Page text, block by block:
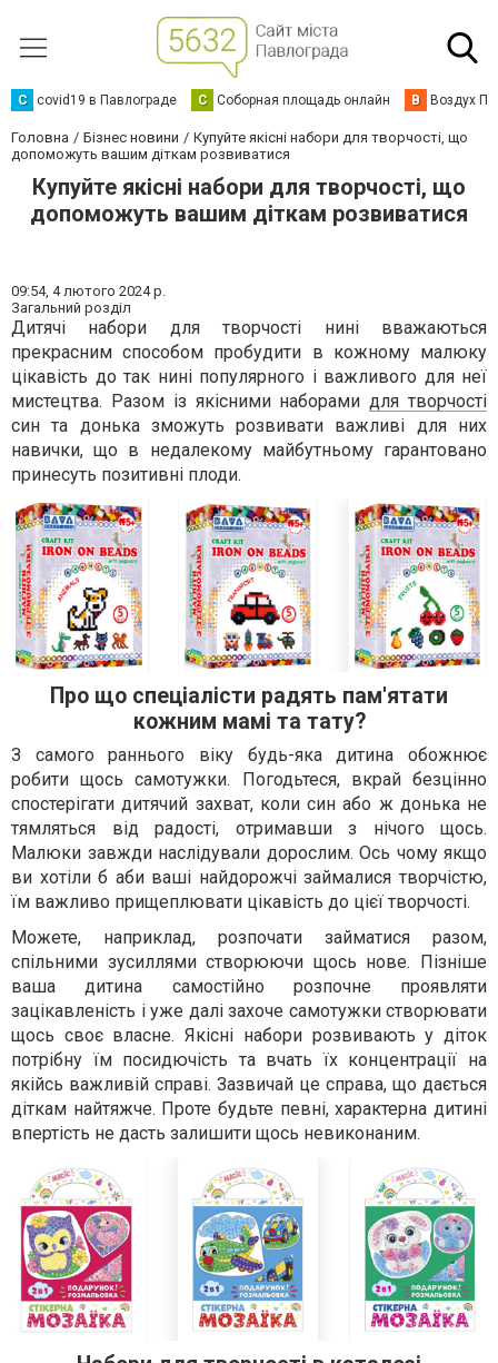
C covid19 в Павлограде С Соборная площадь онлайн В Воздух
Головна Бізнес новини
Купуйте якісні набори для творчості, що
допоможуть вашим діткам розвиватися
Купуйте якісні набори для творчості, що
допоможуть вашим діткам розвиватися
09:54, 4 лютого 2024 р.
Загальний розділ
Дитячі набори для творчості нині вважаються
прекрасним способом пробудити в кожному малюку
цікавість до так нині популярного і важливого для неї
мистецтва. Разом із якісними наборамидля творчості
син та донька зможуть розвивати важливі для них
навички, що в недалекому майбутньому гарантовано
принесуть позитивні плоди.
Про що спеціалісти радять пам'ятати
кожним мамі та тату?
З самого раннього віку будь-яка дитина обожнює
робити щось самотужки. Погодьтеся, вкрай безцінно
спостерігати дитячий захват, коли син або ж донька не
тямляться від радості, отримавши з нічого щось.
Малюки завжди наслідували дорослим. Ось чому якщо
ви хотіли б аби ваші найдорожчі займалися творчістю,
їм важливо прищеплювати цікавість до цієї творчості.
Можете, наприклад, розпочати займатися разом,
спільними зусиллями створюючи щось нове. Пізніше
ваша дитина самостійно розпочне проявляти
зацікавленість і уже далі захоче самотужки створювати
щось своє власне. Якісні набори розвивають у діток
потрібну їм посидючість та вчать їх концентрації на
якійсь важливій справі. Зазвичай це справа, що дається
діткам найтяжче. Проте будьте певні, характерна дитині
впертість не дасть залишити щось невиконаним.